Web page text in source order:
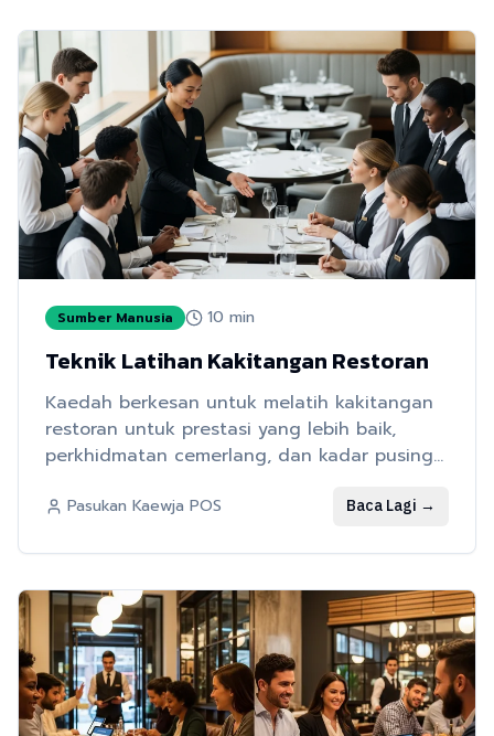
Sumber Manusia 10 min
Teknik Latihan Kakitangan Restoran
Kaedah berkesan untuk melatih kakitangan
restoran untuk prestasi yang lebih baik,
perkhidmatan cemerlang, dan kadar pusing
Pasukan Kaewja POS Baca Lagi →